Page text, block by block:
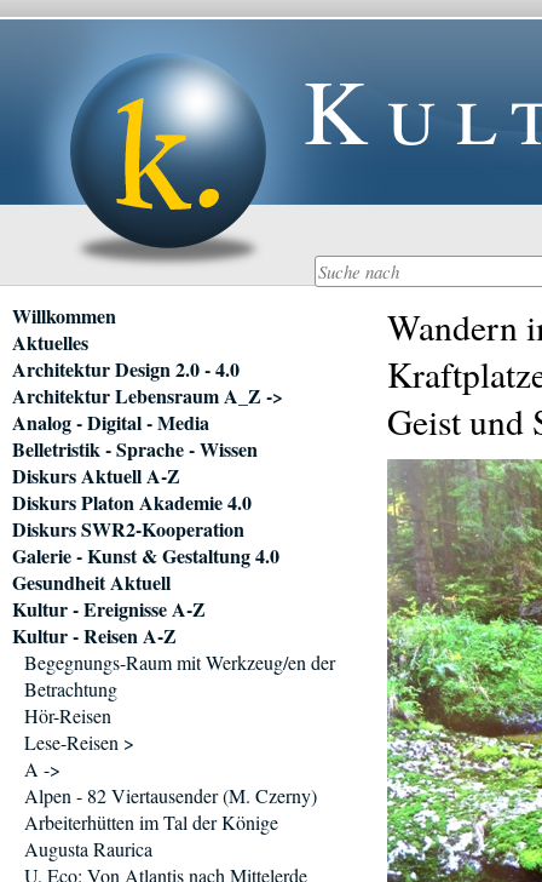
Wandern
Geist und
Navigation
überspringen
Willkommen
Aktuelles
Architektur Design 2.0 - 4.0
Architektur Lebensraum A_Z ->
Analog - Digital - Media
Belletristik - Sprache - Wissen
Diskurs Aktuell A-Z
Diskurs Platon Akademie 4.0
Diskurs SWR2-Kooperation
Galerie - Kunst & Gestaltung 4.0
Gesundheit Aktuell
Kultur - Ereignisse A-Z
Kultur - Reisen A-Z
Begegnungs-Raum mit Werkzeug/en der
Betrachtung
Hör-Reisen
Lese-Reisen >
A ->
Alpen - 82 Viertausender (M. Czerny)
Arbeiterhütten im Tal der Könige
Augusta Raurica
U. Eco: Von Atlantis nach Mittelerde